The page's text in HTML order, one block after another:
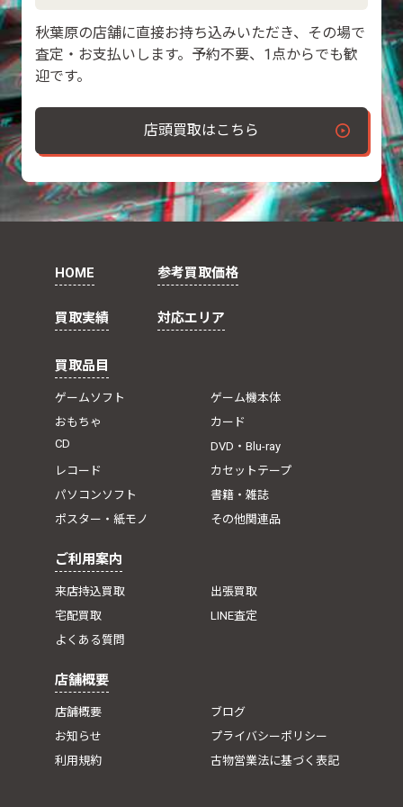
秋葉原の店舗に直接お持ち込みいただき、その場で
査定・お支払いします。予約不要、1点からでも歓
迎です。
店頭買取はこちら
HOME 参考買取価格
買取実績 対応エリア
買取品目
ゲームソフト
ゲーム機本体
おもちゃ
カード
CD
DVD・Blu-ray
レコード
カセットテープ
パソコンソフト
書籍・雑誌
ポスター・紙モノ
その他関連品
ご利用案内
来店持込買取
出張買取
宅配買取
LINE査定
よくある質問
店舗概要
店舗概要
ブログ
お知らせ
プライバシーポリシー
利用規約
古物営業法に基づく表記